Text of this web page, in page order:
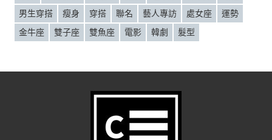
男生穿搭
瘦身 穿搭 聯名 藝人專訪 處女座
運勢
金牛座
雙子座 雙魚座 電影 韓劇 髮型